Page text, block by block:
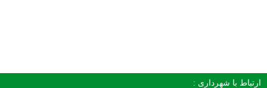
ارتباط با شهرداری :